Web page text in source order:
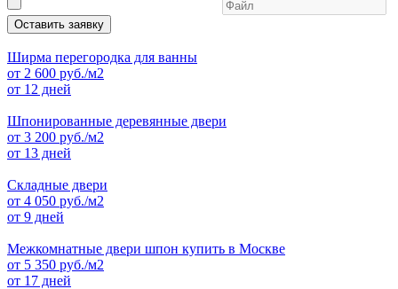
Оставить заявку
Ширма перегородка для ванны
от 2 600 руб./м2
от 12 дней
Шпонированные деревянные двери
от 3 200 руб./м2
от 13 дней
Складные двери
от 4 050 руб./м2
от 9 дней
Межкомнатные двери шпон купить в Москве
от 5 350 руб./м2
от 17 дней